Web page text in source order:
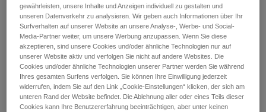
Vorteile:
• Schnelles und einfaches Öffnen.
• Schnelle automatische Verriegelung.
Nachteile:
• Die Hülse muss bei jedem Öffnen entriegelt werden.
gewährleisten, unsere Inhalte und Anzeigen individuell zu gestalten und
unseren Datenverkehr zu analysieren. Wir geben auch Informationen über Ihr
Surfverhalten auf unserer Website an unsere Analyse-, Werbe- und Social-
Media-Partner weiter, um unsere Werbung anzupassen. Wenn Sie diese
akzeptieren, sind unsere Cookies und/oder ähnliche Technologien nur auf
unserer Website aktiv und verfolgen Sie nicht auf andere Websites. Die
Cookies und/oder ähnliche Technologien unserer Partner werden Sie während
Ihres gesamten Surfens verfolgen. Sie können Ihre Einwilligung jederzeit
widerrufen, indem Sie auf den Link „Cookie-Einstellungen“ klicken, der sich am
unteren Rand der Website befindet. Die Ablehnung aller oder eines Teils dieser
Cookies kann Ihre Benutzererfahrung beeinträchtigen, aber unter keinen